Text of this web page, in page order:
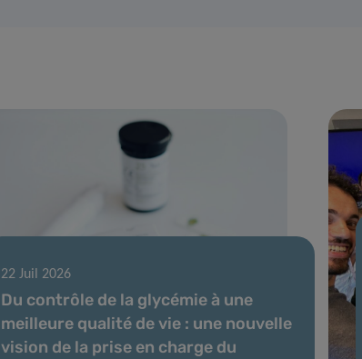
22 Juil 2026
Du contrôle de la glycémie à une
meilleure qualité de vie : une nouvelle
vision de la prise en charge du